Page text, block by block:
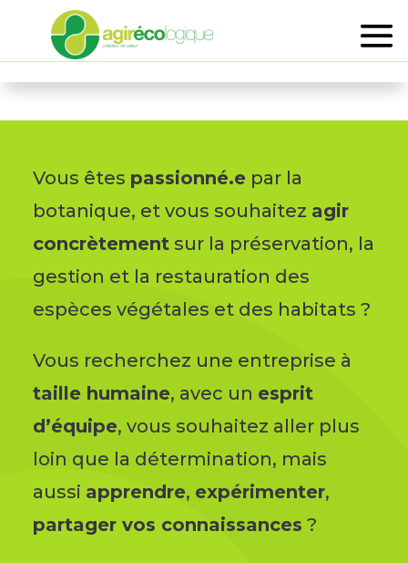
Vous êtes passionné.e par la
botanique, et vous souhaitez agir
concrètementsur la préservation, la
gestion et la restauration des
espèces végétales et des habitats ?
Vous recherchez une entreprise à
taille humaine, avec un esprit
d’équipe, vous souhaitez aller plus
loin que la détermination, mais
aussi apprendre, expérimenter,
partager vos connaissances ?